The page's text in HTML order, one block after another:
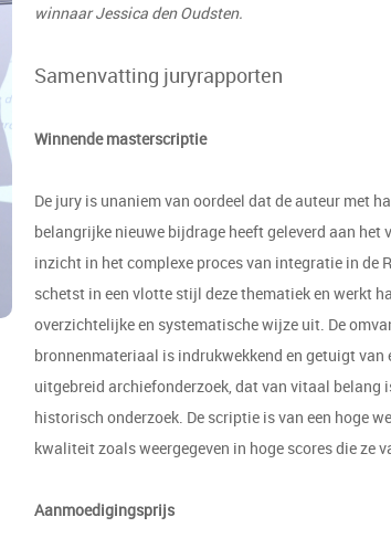
winnaar Jessica den Oudsten.
Samenvatting juryrapporten
Winnende masterscriptie
De jury is unaniem van oordeel dat de auteur met
belangrijke nieuwe bijdrage heeft geleverd aan het
inzicht in het complexe proces van integratie in de
schetst in een vlotte stijl deze thematiek en werkt
overzichtelijke en systematische wijze uit. De
bronnenmateriaal is indrukwekkend en getuigt van
uitgebreid archiefonderzoek, dat van vitaal belang
historisch onderzoek. De scriptie is van een hoge
kwaliteit zoals weergegeven in hoge scores die ze
Aanmoedigingsprijs